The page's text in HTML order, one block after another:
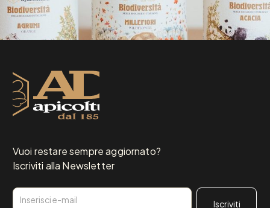
Vuoi restare sempre aggiornato?
Iscriviti alla Newsletter
Email